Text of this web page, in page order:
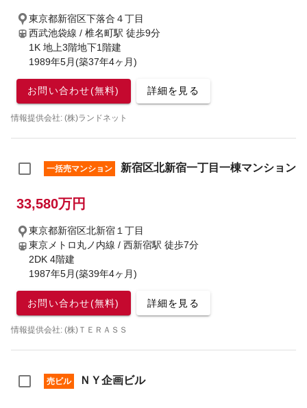
東京都新宿区下落合４丁目
西武池袋線 / 椎名町駅 徒歩9分
1K 地上3階地下1階建
1989年5月(築37年4ヶ月)
お問い合わせ(無料) 詳細を見る
情報提供会社: (株)ランドネット
一括売マンション 新宿区北新宿一丁目一棟マンション
33,580万円
東京都新宿区北新宿１丁目
東京メトロ丸ノ内線 / 西新宿駅 徒歩7分
2DK 4階建
1987年5月(築39年4ヶ月)
お問い合わせ(無料) 詳細を見る
情報提供会社: (株)ＴＥＲＡＳＳ
売ビル ＮＹ企画ビル